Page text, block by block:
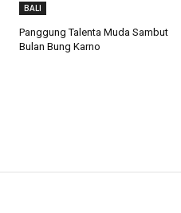
BALI
Panggung Talenta Muda Sambut
Bulan Bung Karno